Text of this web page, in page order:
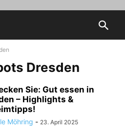
Dresden
Sie: Gut essen in
– Highlights &
Möhring - 23. April 2025